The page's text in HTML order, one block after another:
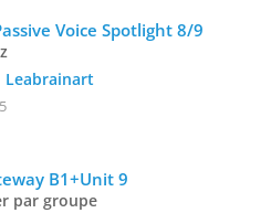
Leabrainart
B1+Unit 9
par groupe